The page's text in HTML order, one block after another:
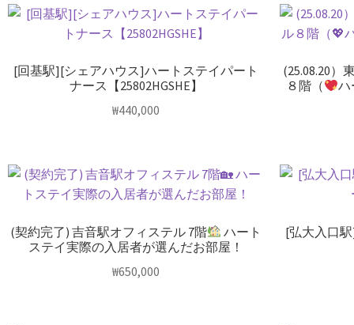
[回基駅][シェアハウス]ハートステイパート
ナース【25802HGSHE】
₩440,000
(25.08.20）
８階（
ハ
(契約完了) 吉音駅オフィステル 7階
ハート
ステイ実際の入居者が選んだお部屋！
₩650,000
[弘大入口